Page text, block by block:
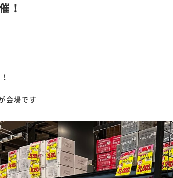
！
会場です